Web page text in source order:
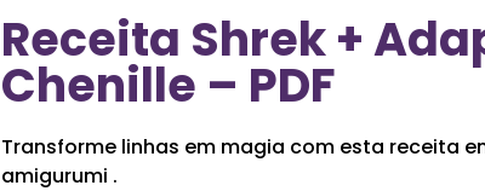
Receita Shrek +
Chenille – PDF
Transforme linhas em magia com esta receita
amigurumi .